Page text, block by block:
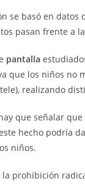
se basó en
pasan frente a
pantalla
que los niños no
realizando
que señalar
hecho podría
niños.
la prohibición